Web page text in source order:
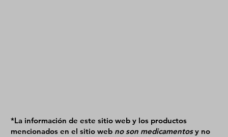
*La información de este sitio web y los productos
mencionados en el sitio web no son medicamentosy no